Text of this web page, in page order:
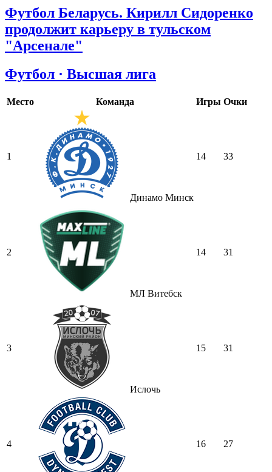
Футбол Беларусь. Кирилл Сидоренко
продолжит карьеру в тульском
"Арсенале"
Футбол · Высшая лига
Место Команда Игры Очки
1
Динамо Минск
14 33
2
МЛ Витебск
14 31
3
Ислочь
15 31
4 16 27